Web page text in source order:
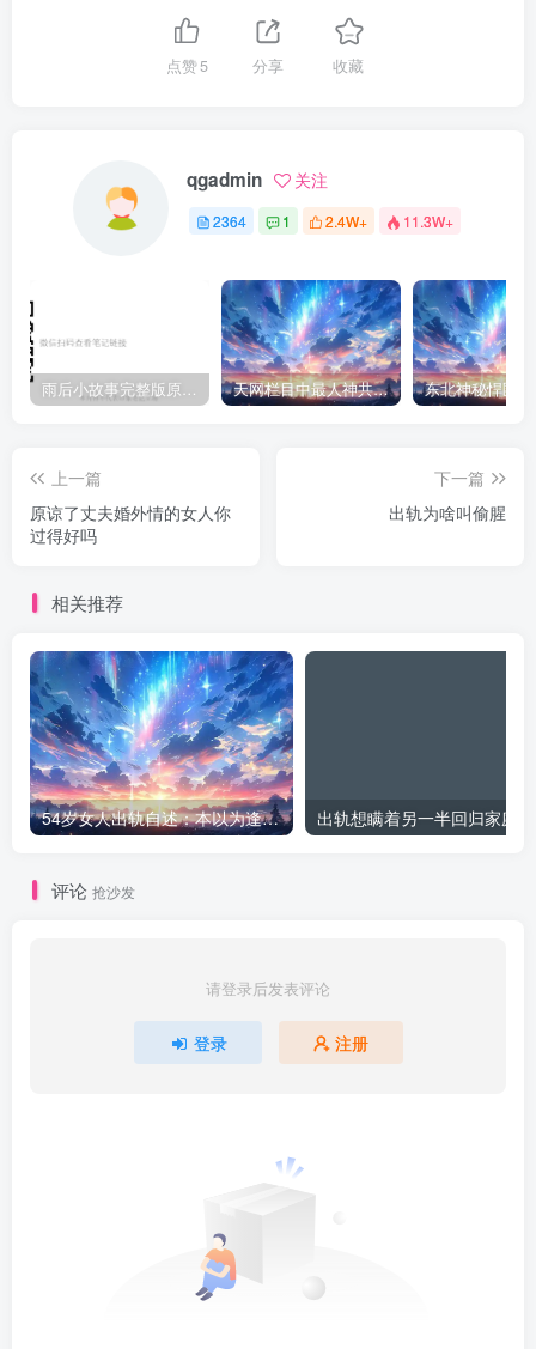
点赞5 分享 收藏
qgadmin 关注
2364 1 2.4W+ 11.3W+
雨后小故事完整版原片动态图（图+文字解说版） 天网栏目中最人神共愤的一期《消失的夫妻》
上一篇
原谅了丈夫婚外情的女人你
过得好吗
下一篇
出轨为啥叫偷腥
相关推荐
54岁女人出轨自述：本以为逢场作戏
评论 抢沙发
请登录后发表评论
登录 注册